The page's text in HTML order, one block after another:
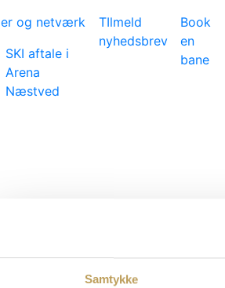
Samtykke
og netværk
SKI aftale i
Arena
Næstved
TIlmeld
nyhedsbrev
Book
en
bane